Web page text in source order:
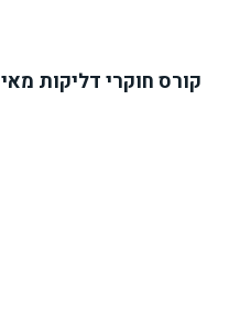
קורס חוקרי דליקות מאי 2020